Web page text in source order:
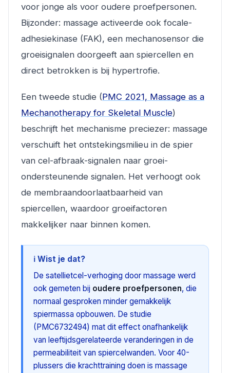
voor jonge als voor oudere proefpersonen.
Bijzonder: massage activeerde ook focale-
adhesiekinase (FAK), een mechanosensor die
groeisignalen doorgeeft aan spiercellen en
direct betrokken is bij hypertrofie.
Een tweede studie (PMC 2021, Massage as a
Mechanotherapy for Skeletal Muscle)
beschrijft het mechanisme preciezer: massage
verschuift het ontstekingsmilieu in de spier
van cel-afbraak-signalen naar groei-
ondersteunende signalen. Het verhoogt ook
de membraandoorlaatbaarheid van
spiercellen, waardoor groeifactoren
makkelijker naar binnen komen.
ℹ️ Wist je dat?
De satellietcel-verhoging door massage werd
ook gemeten bij oudere proefpersonen, die
normaal gesproken minder gemakkelijk
spiermassa opbouwen. De studie
(PMC6732494) mat dit effect onafhankelijk
van leeftijdsgerelateerde veranderingen in de
permeabiliteit van spiercelwanden. Voor 40-
plussers die krachttraining doen is massage